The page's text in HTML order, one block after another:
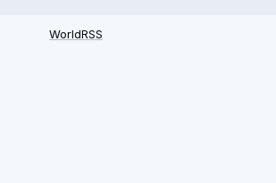
WorldRSS